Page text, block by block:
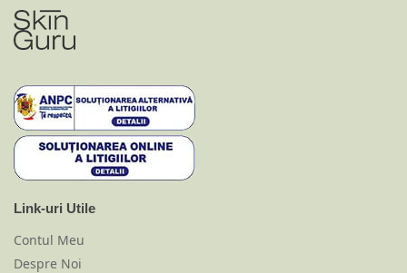
Link-uri Utile
Contul Meu
Despre Noi